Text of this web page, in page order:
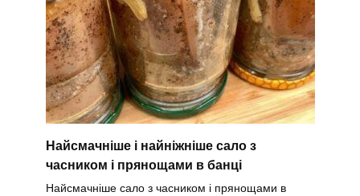
Найсмачніше і найніжніше сало з
часником і прянощами в банці
Найсмачніше сало з часником і прянощами в